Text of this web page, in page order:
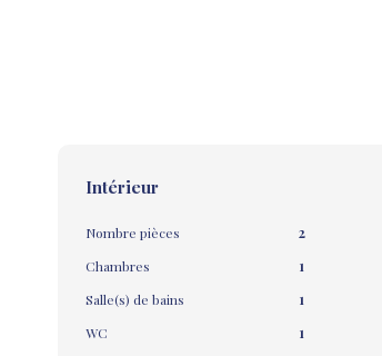
Intérieur
Nombre pièces
2
Chambres
1
Salle(s) de bains
1
WC
1